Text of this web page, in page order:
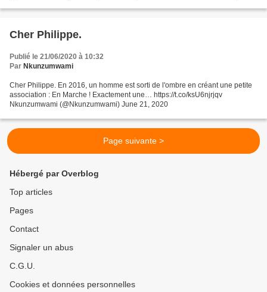
Cher Philippe.
Publié le 21/06/2020 à 10:32
Par Nkunzumwami
Cher Philippe. En 2016, un homme est sorti de l'ombre en créant une petite
association : En Marche ! Exactement une… https://t.co/ksU6njrjqv
Nkunzumwami (@Nkunzumwami) June 21, 2020
Page suivante >
Hébergé par Overblog
Top articles
Pages
Contact
Signaler un abus
C.G.U.
Cookies et données personnelles